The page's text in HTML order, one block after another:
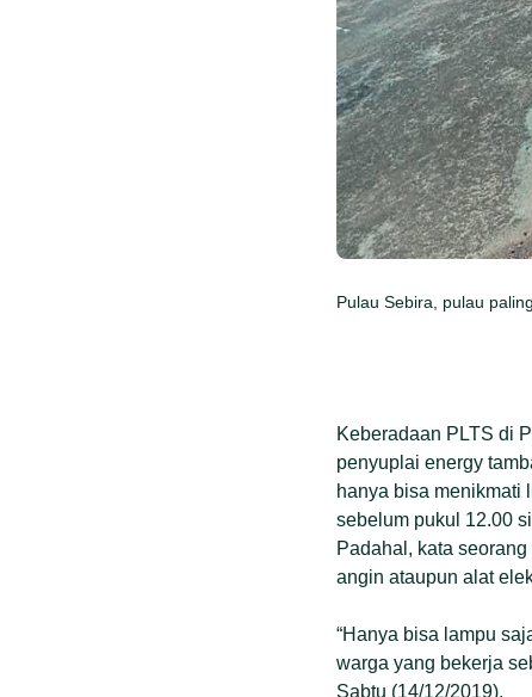
Pulau Sebira, pulau
Keberadaan PLTS di
penyuplai energy
hanya bisa menikmati
sebelum pukul 12.00
Padahal, kata
angin ataupun alat
“Hanya bisa lampu
warga yang bekerja
Sabtu (14/12/2019).